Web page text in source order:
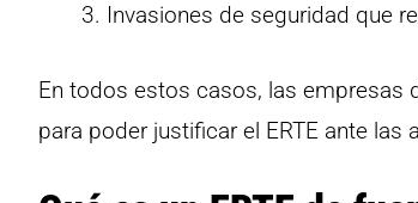
Invasiones de seguridad que
En todos estos casos, las empresas
para poder justificar el ERTE ante